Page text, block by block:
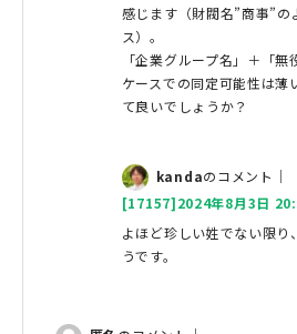
感じます（財閥名”商事”の
ス）。
「企業グループ名」＋「
ケースでの同定可能性は薄
て良いでしょうか？
kandaのコメント｜
[17157]2024年8月3日
よほど珍しい姓でない限り
うです。